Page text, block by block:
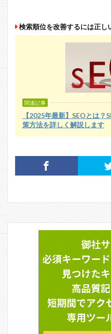
検索順位を改善するには正し
関連記事
【2025年最新】SEOとは
策方法を詳しく解説します